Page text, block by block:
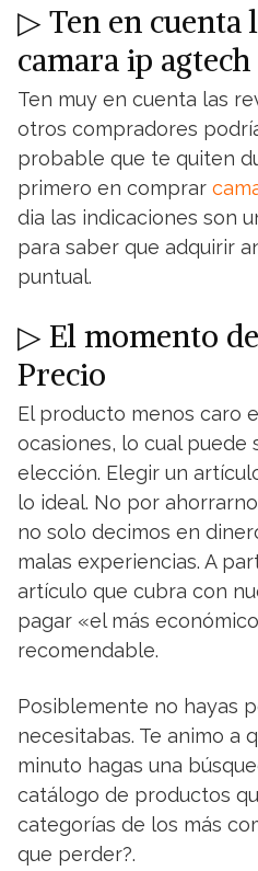
▷ Ten en cuenta
camara ip agtech
Ten muy en cuenta las
otros compradores
probable que te quiten
primero en comprar
dia las indicaciones son
para saber que adquirir
puntual.
▷ El momento
Precio
El producto menos caro
ocasiones, lo cual puede
elección. Elegir un
lo ideal. No por
no solo decimos en
malas experiencias. A
artículo que cubra con
pagar «el más
recomendable.
Posiblemente no hayas
necesitabas. Te animo a
minuto hagas una
catálogo de productos
categorías de los más
que perder?.